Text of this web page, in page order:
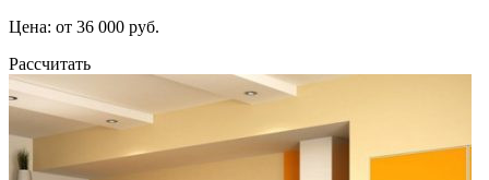
Цена: от 36 000 руб.
Рассчитать